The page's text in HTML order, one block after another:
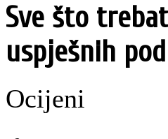
Sve što
uspješnih
Ocijeni